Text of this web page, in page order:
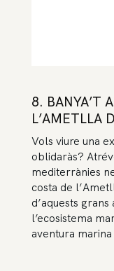
8. BANYA’T
L’AMETLLA
Vols viure una
oblidaràs?
mediterrànies
costa de
d’aquests
l’ecosistema
aventura